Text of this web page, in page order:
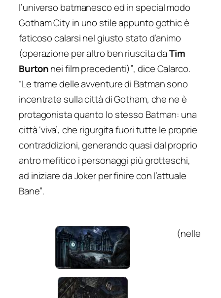
l’universo batmanesco ed in special modo
Gotham City in uno stile appunto gothic è
faticoso calarsi nel giusto stato d’animo
(operazione per altro ben riuscita daTim
Burtonnei film precedenti)”, dice Calarco.
“Le trame delle avventure di Batman sono
incentrate sulla città di Gotham, che ne è
protagonista quanto lo stesso Batman: una
città ‘viva’, che rigurgita fuori tutte le proprie
contraddizioni, generando quasi dal proprio
antro mefitico i personaggi più grotteschi,
ad iniziare da Joker per finire con l’attuale
Bane”.
(nelle